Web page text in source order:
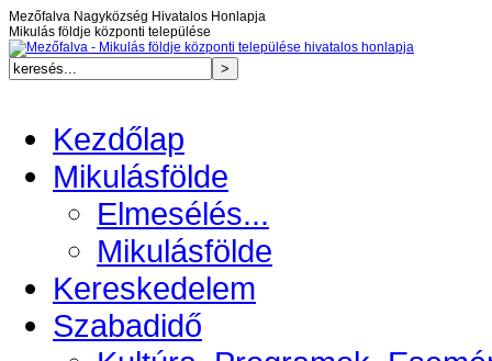
Mezőfalva Nagyközség Hivatalos Honlapja
Mikulás földje központi települése
Kezdőlap
Mikulásfölde
Elmesélés...
Mikulásfölde
Kereskedelem
Szabadidő